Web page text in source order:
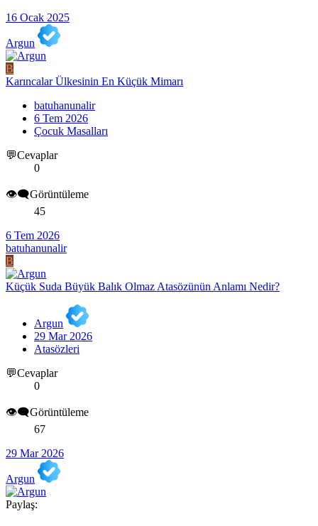
16 Ocak 2025
Argun
B
Karıncalar Ülkesinin En Küçük Mimarı
batuhanunalir
6 Tem 2026
Çocuk Masalları
💬Cevaplar
0
👁️‍🗨️Görüntüleme
45
6 Tem 2026
batuhanunalir
B
Küçük Suda Büyük Balık Olmaz Atasözünün Anlamı Nedir?
Argun
29 Mar 2026
Atasözleri
💬Cevaplar
0
👁️‍🗨️Görüntüleme
67
29 Mar 2026
Argun
Paylaş: